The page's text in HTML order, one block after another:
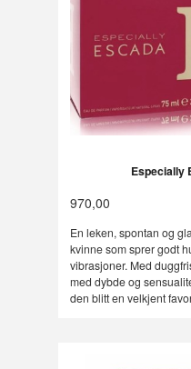
Especially
970,00
En leken, spontan og
kvinne som sprer godt
vibrasjoner. Med
med dybde og
den blitt en velkjent